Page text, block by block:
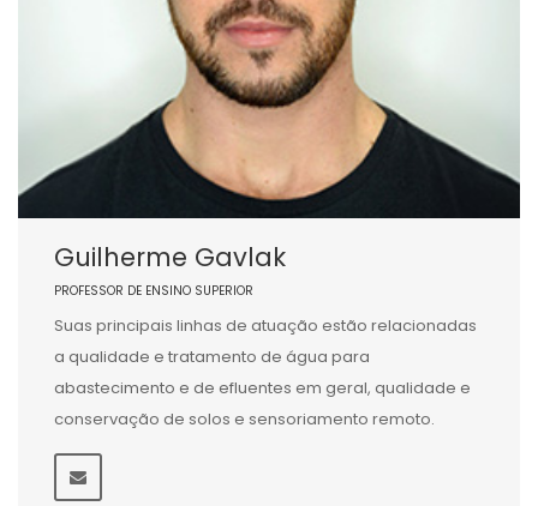
Guilherme Gavlak
PROFESSOR DE ENSINO SUPERIOR
Suas principais linhas de atuação estão relacionadas
a qualidade e tratamento de água para
abastecimento e de efluentes em geral, qualidade e
conservação de solos e sensoriamento remoto.